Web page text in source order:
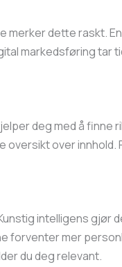
merker dette raskt.
markedsføring tar
deg med å finne
over
intelligens gjør
forventer mer
du deg relevant.